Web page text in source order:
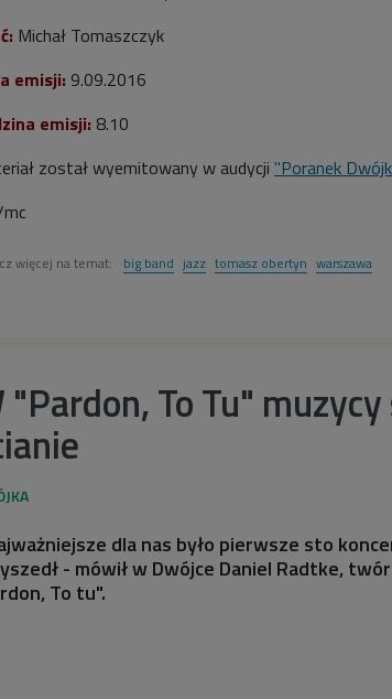
Michał Tomaszczyk
emisji: 9.09.2016
emisji: 8.10
został wyemitowany w audycji "Poranek
więcej na temat: big band jazz tomasz obertyn warszawa
"Pardon, To Tu"
dla nas było pierwsze sto
- mówił w Dwójce Daniel Radtke,
To tu".